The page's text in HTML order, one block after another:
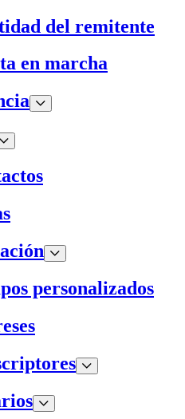
del remitente
en marcha
personalizados